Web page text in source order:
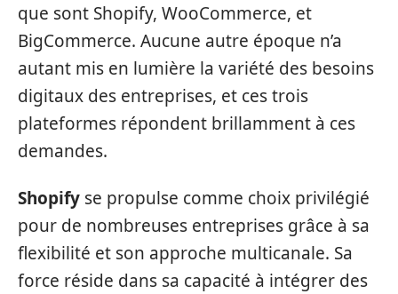
que sont Shopify, WooCommerce, et
BigCommerce. Aucune autre époque n’a
autant mis en lumière la variété des besoins
digitaux des entreprises, et ces trois
plateformes répondent brillamment à ces
demandes.
Shopify se propulse comme choix privilégié
pour de nombreuses entreprises grâce à sa
flexibilité et son approche multicanale. Sa
force réside dans sa capacité à intégrer des